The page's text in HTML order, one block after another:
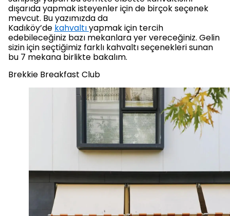
dışarıda yapmak isteyenler için de birçok seçenek
mevcut. Bu yazımızda da
Kadıköy’de kahvaltıyapmak için tercih
edebileceğiniz bazı mekanlara yer vereceğiniz. Gelin
sizin için seçtiğimiz farklı kahvaltı seçenekleri sunan
bu 7 mekana birlikte bakalım.
Brekkie Breakfast Club